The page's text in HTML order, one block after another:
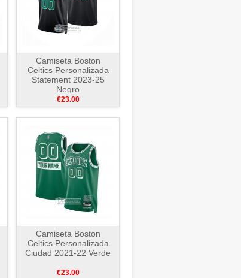
Camiseta Boston
Celtics Personalizada
Statement 2023-25
Negro
€23.00
Camiseta Boston
Celtics Personalizada
Ciudad 2021-22 Verde
€23.00